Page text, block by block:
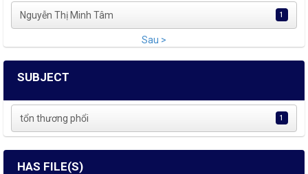
Nguyễn Thị Minh Tâm 1
Sau >
SUBJECT
tổn thương phổi 1
HAS FILE(S)